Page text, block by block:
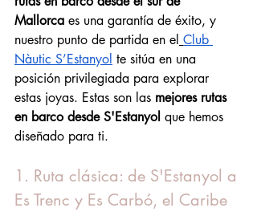
Mallorca es una garantía de éxito, y
nuestro punto de partida en el Club
Nàutic S’Estanyol te sitúa en una
posición privilegiada para explorar
estas joyas. Estas son las mejores rutas
en barco desde S'Estanyol que hemos
diseñado para ti.
1. Ruta clásica: de S'Estanyol a
Es Trenc y Es Carbó, el Caribe